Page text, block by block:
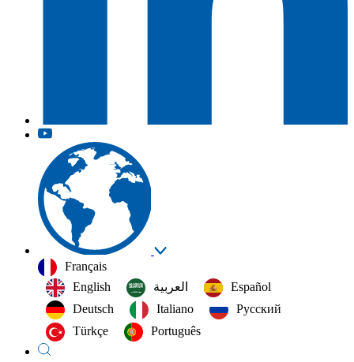
Français
English
العربية‏
Español
Deutsch
Italiano
Русский
Türkçe
Português